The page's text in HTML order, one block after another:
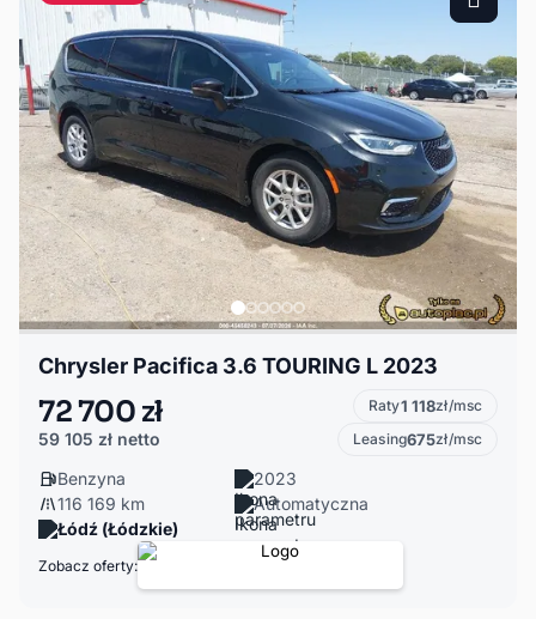
Chrysler Pacifica 3.6 TOURING L 2023
72 700 zł
59 105 zł netto
Raty1 118zł/msc
Leasing675zł/msc
Benzyna
2023
116 169 km
Automatyczna
Łódź (Łódzkie)
Zobacz oferty: